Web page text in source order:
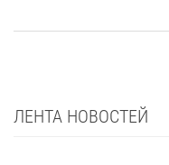
ЛЕНТА НОВОСТЕЙ